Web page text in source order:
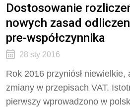
Dostosowanie
nowych zasad
pre-współczynnika
28 sty 2016
Rok 2016 przyniósł niewielkie,
zmiany w przepisach VAT.
pierwszy wprowadzono w